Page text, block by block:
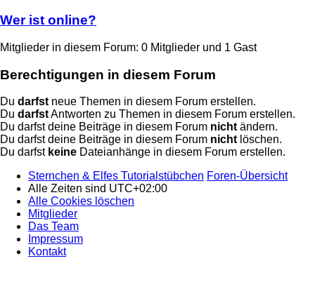
Wer ist online?
Mitglieder in diesem Forum: 0 Mitglieder und 1 Gast
Berechtigungen in diesem Forum
Du darfstneue Themen in diesem Forum erstellen.
Du darfstAntworten zu Themen in diesem Forum erstellen.
Du darfst deine Beiträge in diesem Forum nichtändern.
Du darfst deine Beiträge in diesem Forum nichtlöschen.
Du darfst keine Dateianhänge in diesem Forum erstellen.
Sternchen & Elfes Tutorialstübchen Foren-Übersicht
Alle Zeiten sind UTC+02:00
Alle Cookies löschen
Mitglieder
Das Team
Impressum
Kontakt